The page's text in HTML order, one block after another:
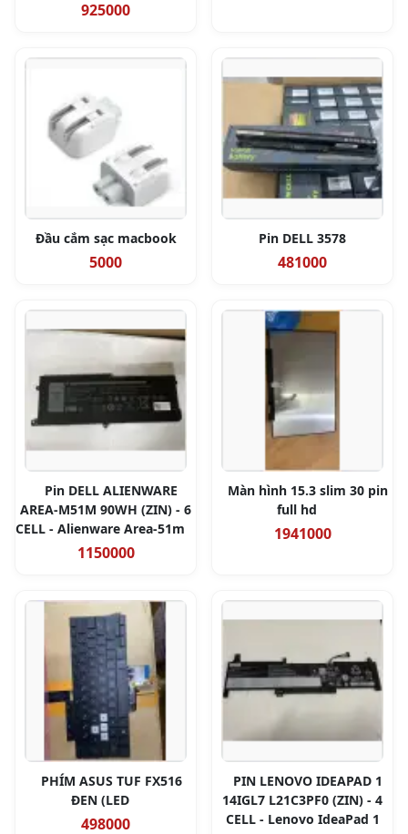
925000
Đầu cắm sạc macbook
5000
Pin DELL 3578
481000
Pin DELL ALIENWARE
AREA-M51M 90WH (ZIN) - 6
CELL - Alienware Area-51m
1150000
Màn hình 15.3 slim 30 pin
full hd
1941000
PHÍM ASUS TUF FX516
ĐEN (LED
498000
PIN LENOVO IDEAPAD 1
14IGL7 L21C3PF0 (ZIN) - 4
CELL - Lenovo IdeaPad 1